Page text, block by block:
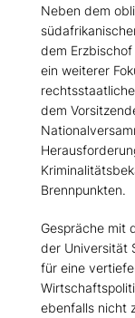
Neben dem
dem
ein weiterer
dem
Brennpunkten.
Gespräche mit
der Universität
für eine
ebenfalls nicht